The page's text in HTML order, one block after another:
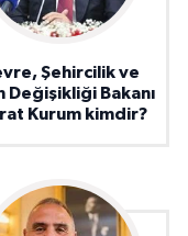
Şehircilik ve
Değişikliği Bakanı
Kurum kimdir?